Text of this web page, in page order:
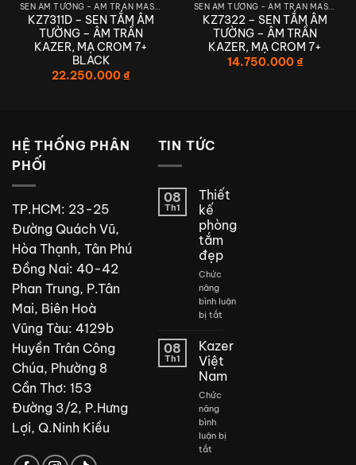
2025 Công ty thiết bị vệ sinh Kazer Germany
ra mắt thị trường các sản phẩm Sen Vòi với
công nghệ mới mạ CROM 7+, VỚI 7 LỚP MẠ
CAO CẤP
Mang đến cho khách hàng trải nghiệm chất
lượng nhất, hiện đại nhất của các mẫu sen
tắm trên thị trường.
Với sự đa dạng về màu sắc như
CROM+7 TITAN , MÀU XÁM TITAN
CROM +7 , MÀU BÓNG GƯƠNG
CROM +7 GOLD , MÀU MẠ VÀNG
CROM +7 BLACK , MÀU ĐEN
Đáp ứng nhu cầu của khách hàng, Kazer
Germany cũng cam kết 100% chất lượng lớp
SEN ÂM TƯỜNG - ÂM TRẦN MASSAGE
KZ7311D – SEN TẮM ÂM
TƯỜNG – ÂM TRẦN
KAZER, MẠ CROM 7+
BLACK
22.250.000₫
SEN ÂM TƯỜNG - ÂM TRẦN MASSAGE
KZ7322 – SEN TẮM ÂM
TƯỜNG – ÂM TRẦN
KAZER, MẠ CROM 7+
14.750.000₫
HỆ THỐNG PHÂN
PHỐI
TP.HCM: 23-25
Đường Quách Vũ,
Hòa Thạnh, Tân Phú
Đồng Nai: 40-42
Phan Trung, P.Tân
Mai, Biên Hoà
Vũng Tàu: 4129b
Huyền Trân Công
Chúa, Phường 8
Cần Thơ: 153
Đường 3/2, P.Hưng
Lợi, Q.Ninh Kiều
TIN TỨC
08
Th1
Thiết
kế
phòng
tắm
đẹp
Chức
năng
bình luận
bị tắtở
kế
phòng
tắm
đẹp
08
Th1
Kazer
Việt
Nam
Chức
năng
bình
luận bị
tắtở